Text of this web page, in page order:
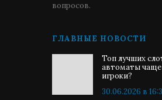
вопросов.
ГЛАВНЫЕ НОВОСТИ
Топ лучших
автоматы
игроки?
30.06.2026 в